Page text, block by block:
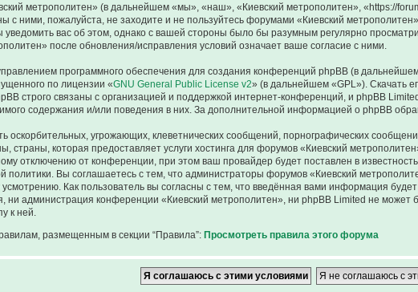
метрополитен» (в дальнейшем «мы», «наш», «Киевский метрополитен», «https://
с ними, пожалуйста, не заходите и не пользуйтесь форумами «Киевский
вас об этом, однако с вашей стороны было бы разумным регулярно
после обновления/исправления условий означает ваше согласие с ними.
программного обеспечения для создания конференций phpBB (в
по лицензии «GNU General Public License v2» (в дальнейшем «GPL»). Скачать
строго связаны с организацией и поддержкой интернет-конференций, и phpBB
содержания и/или поведения в них. За дополнительной информацией о phpBB
оскорбительных, угрожающих, клеветнических сообщений, порнографических
страны, которая предоставляет услуги хостинга для форумов «Киевский
отключению от конференции, при этом ваш провайдер будет поставлен в
политики. Вы соглашаетесь с тем, что администраторы форумов «Киевский
Как пользователь вы согласны с тем, что введённая вами информация
администрация конференции «Киевский метрополитен», ни phpBB Limited не может
к ней.
размещенным в секции “Правила”: Просмотреть правила этого форума